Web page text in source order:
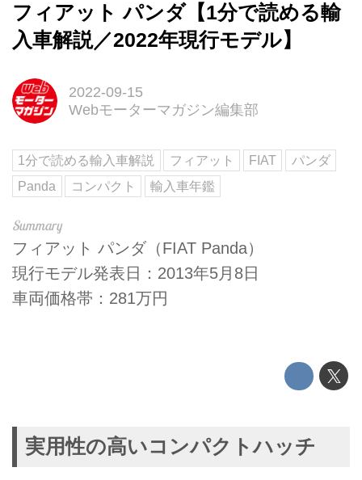
フィアット パンダ【1分で読める輸
入車解説／2022年現行モデル】
2022-09-15
Webモーターマガジン編集部
1分で読める輸入車解説 フィアット FIAT
パンダ
Panda
コンパクト 輸入車年鑑
フィアット パンダ（FIAT Panda）
現行モデル発表日：2013年5月8日
車両価格帯：281万円
実用性の高いコンパクトハッチ